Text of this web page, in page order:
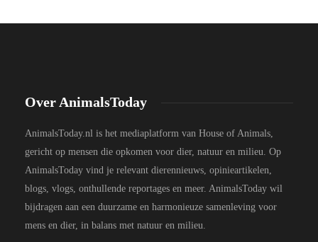
Over AnimalsToday
AnimalsToday.nl is het mediaplatform van House of Animals,
gericht op mensen die opkomen voor dier, natuur en milieu. Op
AnimalsToday vind je relevant dierennieuws, opinieartikelen,
blogs, vlogs, onthullende reportages en meer. AnimalsToday wil
bijdragen aan een duurzame en harmonieuze samenleving voor
mens en dier, in balans met natuur en milieu.